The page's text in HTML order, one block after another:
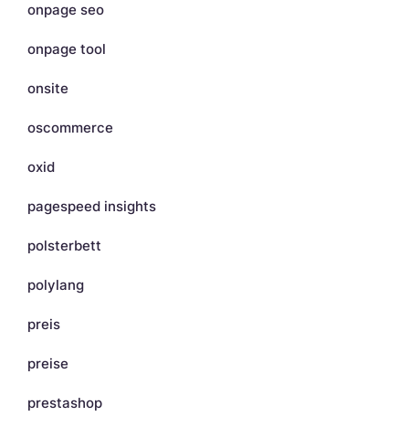
onpage seo
onpage tool
onsite
oscommerce
oxid
pagespeed insights
polsterbett
polylang
preis
preise
prestashop